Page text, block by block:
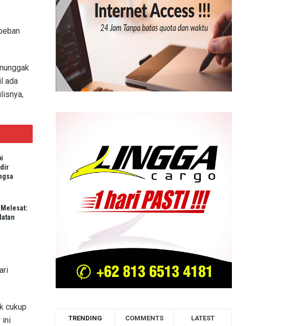
ada
Melesat:
cukup
ini
TRENDING COMMENTS LATEST